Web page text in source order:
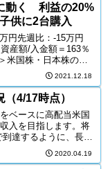
動く 利益の20%
供に2台購入
円先週比：-15万円
産額/入金額＝163％
米国株・日本株の推
2021.12.18
4/17時点）
ベースに高配当米国
入を目指します。将
達するように、長期
グに記録していきま
2020.04.19